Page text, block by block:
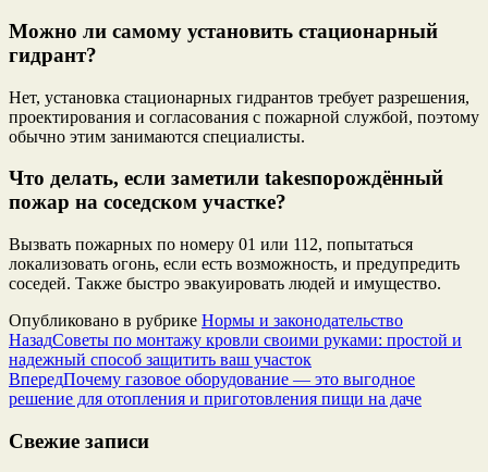
Можно ли самому установить стационарный
гидрант?
Нет, установка стационарных гидрантов требует разрешения,
проектирования и согласования с пожарной службой, поэтому
обычно этим занимаются специалисты.
Что делать, если заметили takesпорождённый
пожар на соседском участке?
Вызвать пожарных по номеру 01 или 112, попытаться
локализовать огонь, если есть возможность, и предупредить
соседей. Также быстро эвакуировать людей и имущество.
Опубликовано в рубрике Нормы и законодательство
НазадСоветы по монтажу кровли своими руками: простой и
надежный способ защитить ваш участок
ВпередПочему газовое оборудование — это выгодное
решение для отопления и приготовления пищи на даче
Свежие записи